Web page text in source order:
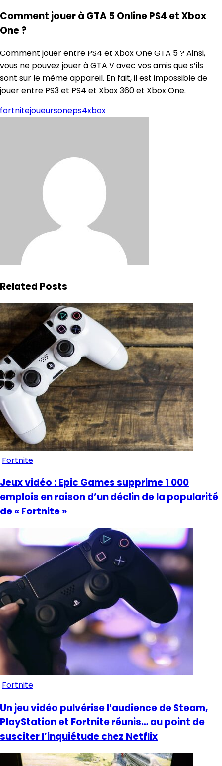
Comment jouer à GTA 5 Online PS4 et Xbox
One ?
Comment jouer entre PS4 et Xbox One GTA 5 ? Ainsi,
vous ne pouvez jouer à GTA V avec vos amis que s’ils
sont sur le même appareil. En fait, il est impossible de
jouer entre PS3 et PS4 et Xbox 360 et Xbox One.
fortnitejoueursoneps4xbox
Related Posts
Fortnite
Jeux vidéo : Epic Games supprime 1 000
emplois en raison d’un déclin de la popularité
de « Fortnite »
Fortnite
Un jeu vidéo pulvérise l’audience de Steam,
PlayStation et Fortnite réunis… au point de
susciter l’inquiétude chez Netflix